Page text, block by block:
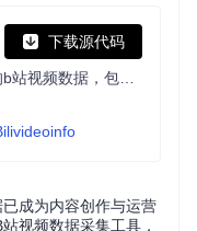
下载源代码
成为内容创作与运营
视频数据采集工具，